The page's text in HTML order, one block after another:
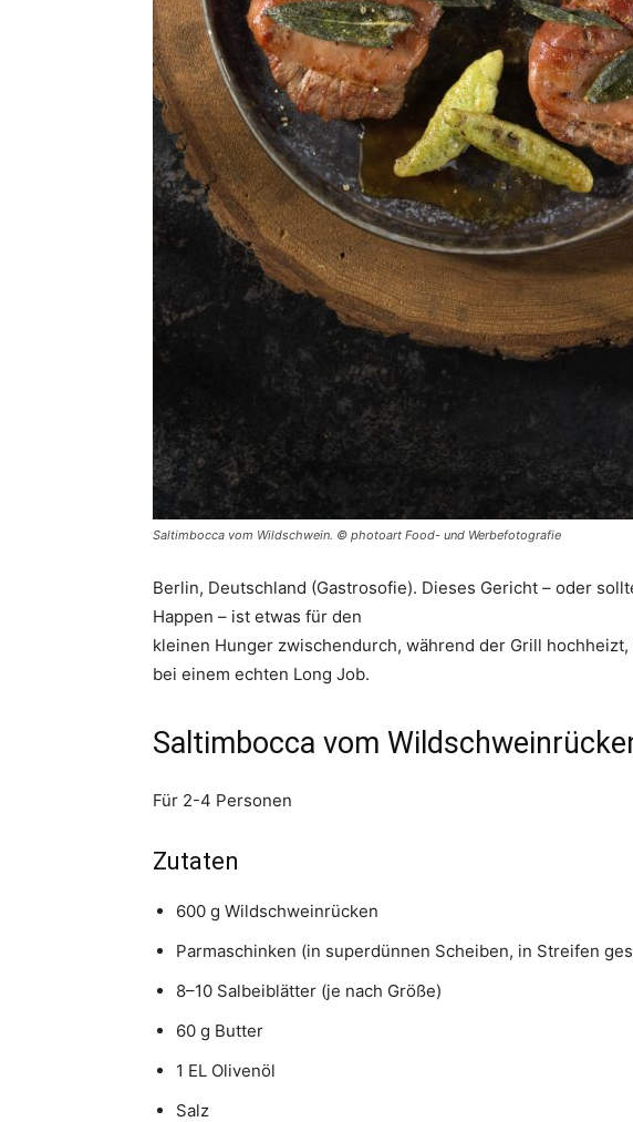
Saltimbocca vom Wildschwein. © photoart Food- und Werbefotografie
Berlin, Deutschland (Gastrosofie). Dieses Gericht – oder
Happen – ist etwas für den
kleinen Hunger zwischendurch, während der Grill
bei einem echten Long Job.
Saltimbocca vom
Für 2-4 Personen
Zutaten
600 g Wildschweinrücken
Parmaschinken (in superdünnen Scheiben, in Streifen
8–10 Salbeiblätter (je nach Größe)
60 g Butter
1 EL Olivenöl
Salz